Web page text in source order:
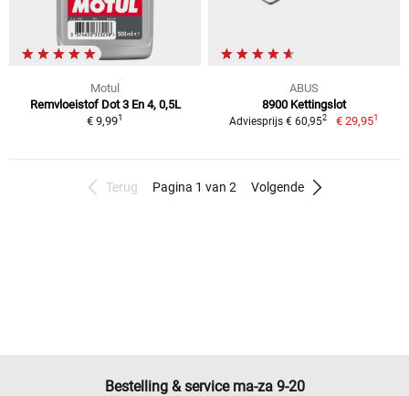
Motul
Remvloeistof Dot 3 En 4, 0,5L
€ 9,991
ABUS
8900 Kettingslot
Adviesprijs € 60,952 € 29,951
Terug Pagina 1 van 2 Volgende
Bestelling & service ma-za 9-20